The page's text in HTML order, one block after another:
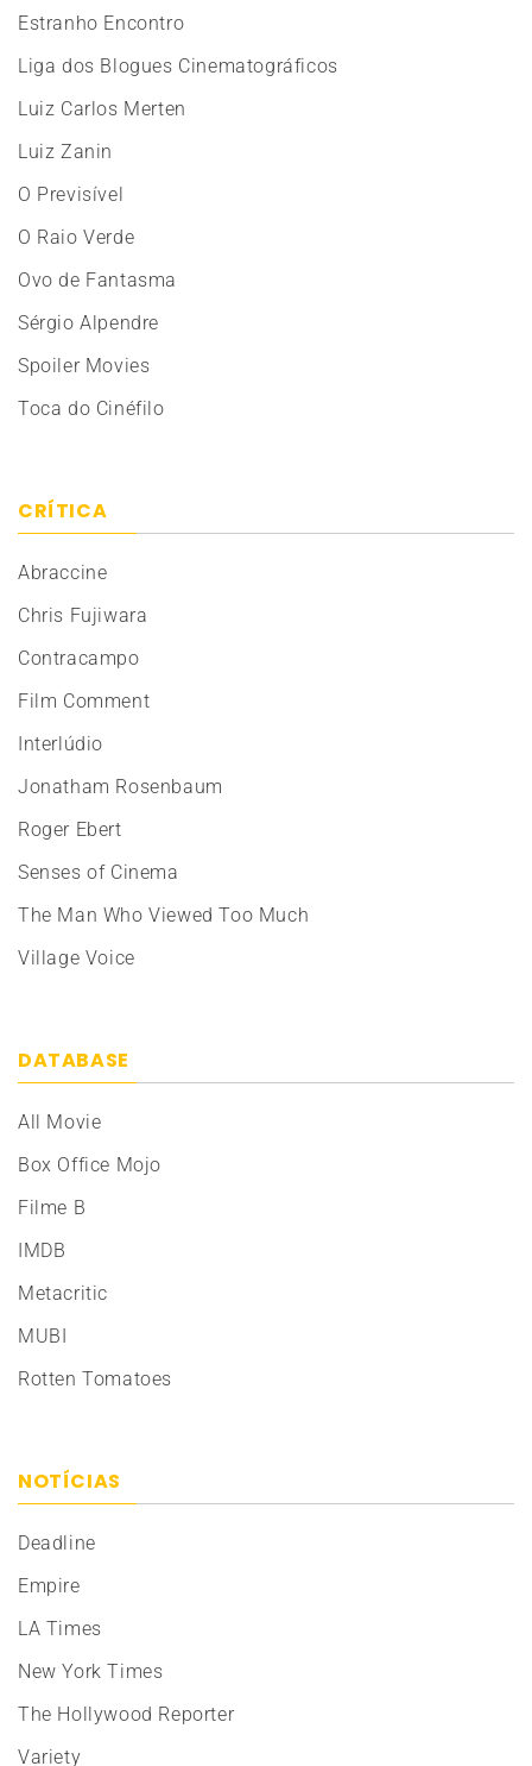
Estranho Encontro
Liga dos Blogues Cinematográficos
Luiz Carlos Merten
Luiz Zanin
O Previsível
O Raio Verde
Ovo de Fantasma
Sérgio Alpendre
Spoiler Movies
Toca do Cinéfilo
CRÍTICA
Abraccine
Chris Fujiwara
Contracampo
Film Comment
Interlúdio
Jonatham Rosenbaum
Roger Ebert
Senses of Cinema
The Man Who Viewed Too Much
Village Voice
DATABASE
All Movie
Box Office Mojo
Filme B
IMDB
Metacritic
MUBI
Rotten Tomatoes
NOTÍCIAS
Deadline
Empire
LA Times
New York Times
The Hollywood Reporter
Variety